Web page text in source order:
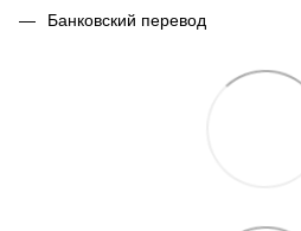
Банковский перевод